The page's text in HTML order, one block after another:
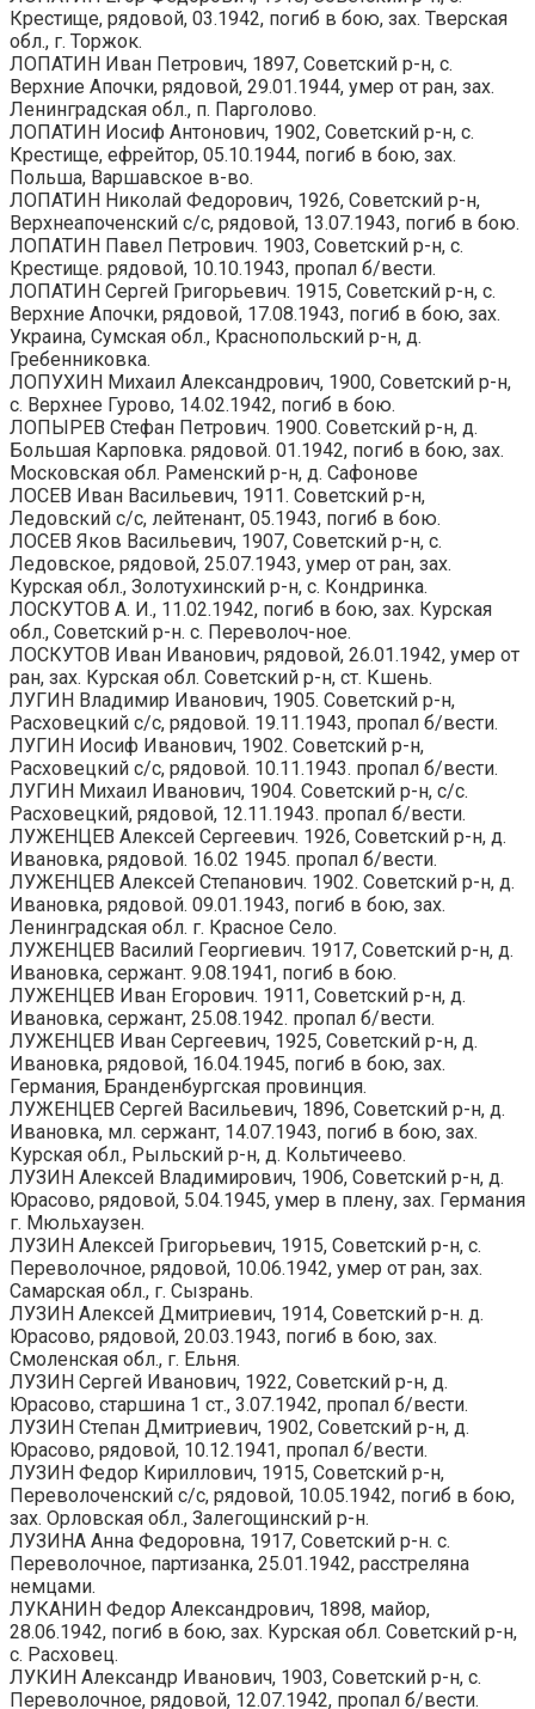
Крестище, рядовой, 03.1942, погиб в бою, зах. Тверская
обл., г. Торжок.
ЛОПАТИН Иван Петрович, 1897, Советский р-н, с.
Верхние Апочки, рядовой, 29.01.1944, умер от ран, зах.
Ленинградская обл., п. Парголово.
ЛОПАТИН Иосиф Антонович, 1902, Советский р-н, с.
Крестище, ефрейтор, 05.10.1944, погиб в бою, зах.
Польша, Варшавское в-во.
ЛОПАТИН Николай Федорович, 1926, Советский р-н,
Верхнеапоченский с/с, рядовой, 13.07.1943, погиб в бою.
ЛОПАТИН Павел Петрович. 1903, Советский р-н, с.
Крестище. рядовой, 10.10.1943, пропал б/вести.
ЛОПАТИН Сергей Григорьевич. 1915, Советский р-н, с.
Верхние Апочки, рядовой, 17.08.1943, погиб в бою, зах.
Украина, Сумская обл., Краснопольский р-н, д.
Гребенниковка.
ЛОПУХИН Михаил Александрович, 1900, Советский р-н,
с. Верхнее Гурово, 14.02.1942, погиб в бою.
ЛОПЫРЕВ Стефан Петрович. 1900. Советский р-н, д.
Большая Карповка. рядовой. 01.1942, погиб в бою, зах.
Московская обл. Раменский р-н, д. Сафонове
ЛОСЕВ Иван Васильевич, 1911. Советский р-н,
Ледовский с/с, лейтенант, 05.1943, погиб в бою.
ЛОСЕВ Яков Васильевич, 1907, Советский р-н, с.
Ледовское, рядовой, 25.07.1943, умер от ран, зах.
Курская обл., Золотухинский р-н, с. Кондринка.
ЛОСКУТОВ А. И., 11.02.1942, погиб в бою, зах. Курская
обл., Советский р-н. с. Переволоч-ное.
ЛОСКУТОВ Иван Иванович, рядовой, 26.01.1942, умер от
ран, зах. Курская обл. Советский р-н, ст. Кшень.
ЛУГИН Владимир Иванович, 1905. Советский р-н,
Расховецкий с/с, рядовой. 19.11.1943, пропал б/вести.
ЛУГИН Иосиф Иванович, 1902. Советский р-н,
Расховецкий с/с, рядовой. 10.11.1943. пропал б/вести.
ЛУГИН Михаил Иванович, 1904. Советский р-н, с/с.
Расховецкий, рядовой, 12.11.1943. пропал б/вести.
ЛУЖЕНЦЕВ Алексей Сергеевич. 1926, Советский р-н, д.
Ивановка, рядовой. 16.02 1945. пропал б/вести.
ЛУЖЕНЦЕВ Алексей Степанович. 1902. Советский р-н, д.
Ивановка, рядовой. 09.01.1943, погиб в бою, зах.
Ленинградская обл. г. Красное Село.
ЛУЖЕНЦЕВ Василий Георгиевич. 1917, Советский р-н, д.
Ивановка, сержант. 9.08.1941, погиб в бою.
ЛУЖЕНЦЕВ Иван Егорович. 1911, Советский р-н, д.
Ивановка, сержант, 25.08.1942. пропал б/вести.
ЛУЖЕНЦЕВ Иван Сергеевич, 1925, Советский р-н, д.
Ивановка, рядовой, 16.04.1945, погиб в бою, зах.
Германия, Бранденбургская провинция.
ЛУЖЕНЦЕВ Сергей Васильевич, 1896, Советский р-н, д.
Ивановка, мл. сержант, 14.07.1943, погиб в бою, зах.
Курская обл., Рыльский р-н, д. Кольтичеево.
ЛУЗИН Алексей Владимирович, 1906, Советский р-н, д.
Юрасово, рядовой, 5.04.1945, умер в плену, зах. Германия
г. Мюльхаузен.
ЛУЗИН Алексей Григорьевич, 1915, Советский р-н, с.
Переволочное, рядовой, 10.06.1942, умер от ран, зах.
Самарская обл., г. Сызрань.
ЛУЗИН Алексей Дмитриевич, 1914, Советский р-н. д.
Юрасово, рядовой, 20.03.1943, погиб в бою, зах.
Смоленская обл., г. Ельня.
ЛУЗИН Сергей Иванович, 1922, Советский р-н, д.
Юрасово, старшина 1 ст., 3.07.1942, пропал б/вести.
ЛУЗИН Степан Дмитриевич, 1902, Советский р-н, д.
Юрасово, рядовой, 10.12.1941, пропал б/вести.
ЛУЗИН Федор Кириллович, 1915, Советский р-н,
Переволоченский с/с, рядовой, 10.05.1942, погиб в бою,
зах. Орловская обл., Залегощинский р-н.
ЛУЗИНА Анна Федоровна, 1917, Советский р-н. с.
Переволочное, партизанка, 25.01.1942, расстреляна
немцами.
ЛУКАНИН Федор Александрович, 1898, майор,
28.06.1942, погиб в бою, зах. Курская обл. Советский р-н,
с. Расховец.
ЛУКИН Александр Иванович, 1903, Советский р-н, с.
Переволочное, рядовой, 12.07.1942, пропал б/вести.